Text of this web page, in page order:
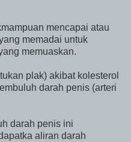
mencapai atau
memadai untuk
memuaskan.
plak) akibat kolesterol
darah penis (arteri
darah penis ini
aliran darah